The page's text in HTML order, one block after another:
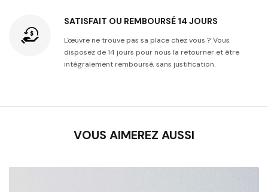
SATISFAIT OU REMBOURSÉ 14 JOURS
L'œuvre ne trouve pas sa place chez vous ? Vous
disposez de 14 jours pour nous la retourner et être
intégralement remboursé, sans justification.
VOUS AIMEREZ AUSSI